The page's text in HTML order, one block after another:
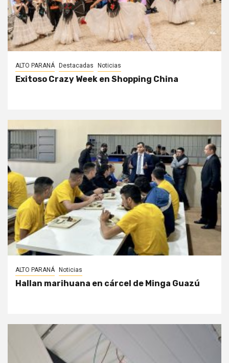
ALTO PARANÁ Destacadas Noticias
Exitoso Crazy Week en Shopping China
ALTO PARANÁ Noticias
Hallan marihuana en cárcel de Minga Guazú